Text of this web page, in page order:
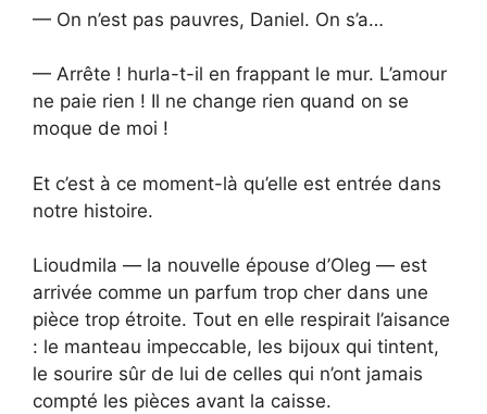
— On n’est pas pauvres, Daniel. On s’a…
— Arrête ! hurla-t-il en frappant le mur. L’amour
ne paie rien ! Il ne change rien quand on se
moque de moi !
Et c’est à ce moment-là qu’elle est entrée dans
notre histoire.
Lioudmila — la nouvelle épouse d’Oleg — est
arrivée comme un parfum trop cher dans une
pièce trop étroite. Tout en elle respirait l’aisance
: le manteau impeccable, les bijoux qui tintent,
le sourire sûr de lui de celles qui n’ont jamais
compté les pièces avant la caisse.